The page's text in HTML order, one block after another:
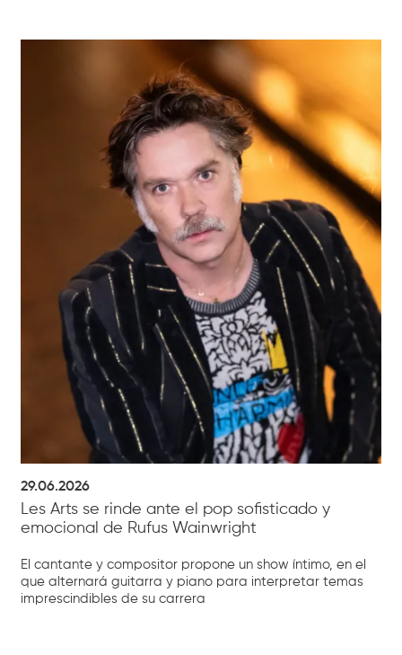
29.06.2026
Les Arts se rinde ante el pop sofisticado y
emocional de Rufus Wainwright
El cantante y compositor propone un show íntimo, en el
que alternará guitarra y piano para interpretar temas
imprescindibles de su carrera